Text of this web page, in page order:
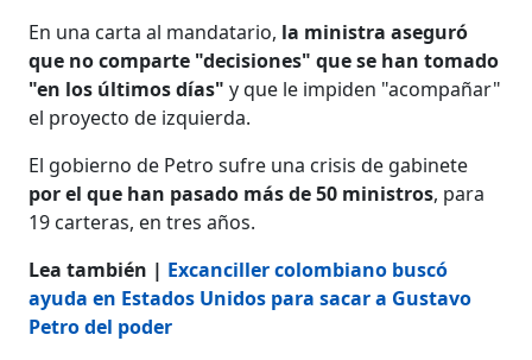
En una carta al mandatario, la ministra aseguró
que no comparte "decisiones" que se han tomado
"en los últimos días" y que le impiden "acompañar"
el proyecto de izquierda.
El gobierno de Petro sufre una crisis de gabinete
por el que han pasado más de 50 ministros, para
19 carteras, en tres años.
Lea también | Excanciller colombiano buscó
ayuda en Estados Unidos para sacar a Gustavo
Petro del poder